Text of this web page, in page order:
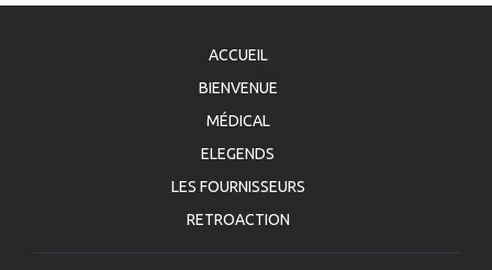
ACCUEIL
BIENVENUE
MÉDICAL
ELEGENDS
LES FOURNISSEURS
RETROACTION